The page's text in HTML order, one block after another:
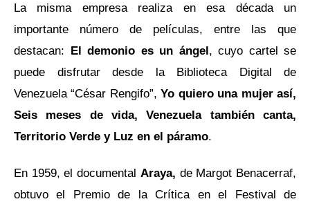
La misma empresa realiza en esa década un
importante número de películas, entre las que
destacan: El demonio es un ángel, cuyo cartel se
puede disfrutar desde la Biblioteca Digital de
Venezuela “César Rengifo”,Yo quiero una mujer así,
Seis meses de vida, Venezuela también canta,
Territorio Verde y Luz en el páramo.
En 1959, el documental Araya, de Margot Benacerraf,
obtuvo el Premio de la Crítica en el Festival de